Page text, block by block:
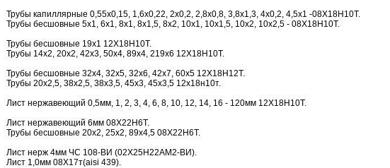
Трубы капиллярные 0,55х0,15, 1,6х0,22, 2х0,2, 2,8х0,8, 3,8х1,3, 4х0,2, 4,5х1 -08Х18Н10Т.
Трубы бесшовные 5х1, 6х1, 8х1, 8х1,5, 8х2, 10х1, 10х1,5, 10х2, 10х2,5 - 08Х18Н10Т.
Трубы бесшовные 19х1 12Х18Н10Т.
Трубы 14х2, 20х2, 42х3, 50х4, 89х4, 219х6 12Х18Н10Т.
Трубы бесшовные 32х4, 32х5, 32х6, 42х7, 60х5 12Х18Н12Т.
Трубы 20х2,5, 38х2,5, 38х3,5, 45х3, 45х3,5 12х18н10т.
Лист нержавеющий 0,5мм, 1, 2, 3, 4, 6, 8, 10, 12, 14, 16 - 120мм 12Х18Н10Т.
Лист нержавеющий 6мм 08Х22Н6Т.
Трубы бесшовные 20х2, 25х2, 89х4,5 08Х22Н6Т.
Лист нерж 4мм ЧС 108-ВИ (02Х25Н22АМ2-ВИ).
Лист 1,0мм 08Х17т(aisi 439).